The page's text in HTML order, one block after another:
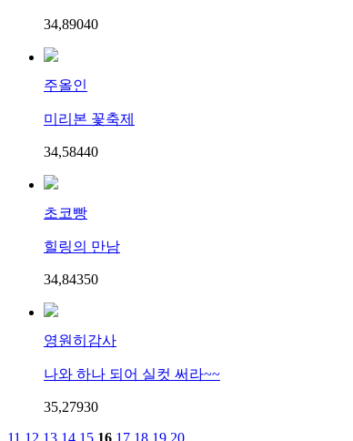
34,89040
주올인
미리본 꽃축제
34,58440
초코빵
힐링의 만남
34,84350
영원히감사
나와 하나 되어 실컷 써라~~
35,27930
11 12 13 14 15 16 17 18 19 20